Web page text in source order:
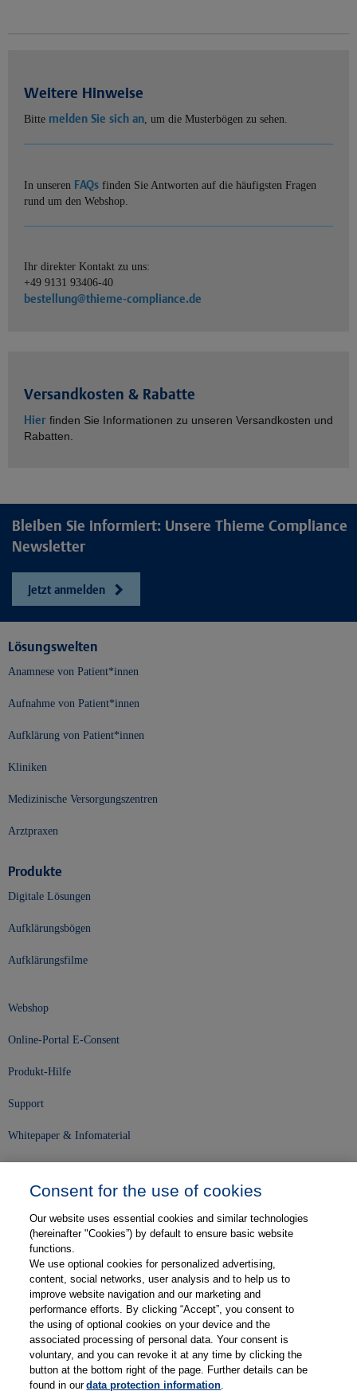
Weitere Hinweise
Bitte melden Sie sich an, um die Musterbögen zu sehen.
In unseren FAQs finden Sie Antworten auf die häufigsten Fragen
rund um den Webshop.
Ihr direkter Kontakt zu uns:
+49 9131 93406-40
bestellung@thieme-compliance.de
Versandkosten & Rabatte
Hier finden Sie Informationen zu unseren Versandkosten und
Rabatten.
Bleiben Sie informiert: Unsere Thieme Compliance
Newsletter
Jetzt anmelden
Lösungswelten
Anamnese von Patient*innen
Aufnahme von Patient*innen
Aufklärung von Patient*innen
Kliniken
Medizinische Versorgungszentren
Arztpraxen
Produkte
Digitale Lösungen
Aufklärungsbögen
Aufklärungsfilme
Webshop
Online-Portal E-Consent
Produkt-Hilfe
Support
Whitepaper & Infomaterial
Karriere
Kontakt
Web-Semniare
Anwenderberichte
Partner
Consent for the use of cookies
Our website uses essential cookies and similar technologies
(hereinafter "Cookies”) by default to ensure basic website
functions.
We use optional cookies for personalized advertising,
content, social networks, user analysis and to help us to
improve website navigation and our marketing and
performance efforts. By clicking “Accept”, you consent to
the using of optional cookies on your device and the
associated processing of personal data. Your consent is
voluntary, and you can revoke it at any time by clicking the
button at the bottom right of the page. Further details can be
found in ourdata protection information.